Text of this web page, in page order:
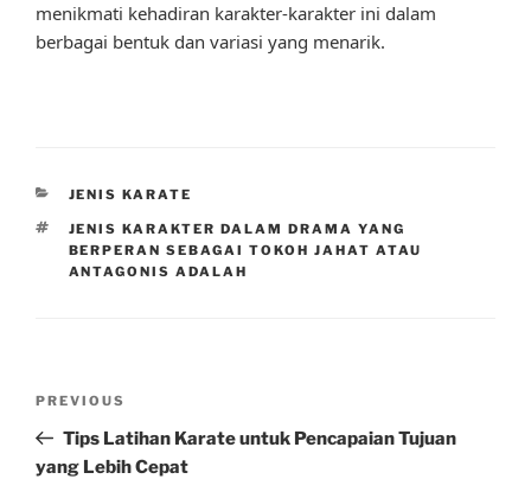
menikmati kehadiran karakter-karakter ini dalam
berbagai bentuk dan variasi yang menarik.
CATEGORIES
JENIS KARATE
TAGS
JENIS KARAKTER DALAM DRAMA YANG
BERPERAN SEBAGAI TOKOH JAHAT ATAU
ANTAGONIS ADALAH
Previous
Post
PREVIOUS
Tips Latihan Karate untuk Pencapaian Tujuan
yang Lebih Cepat